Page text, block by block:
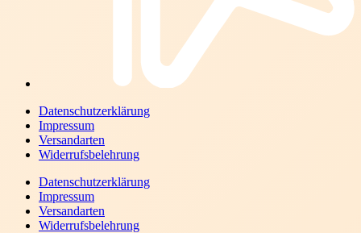
Datenschutzerklärung
Impressum
Versandarten
Widerrufsbelehrung
Datenschutzerklärung
Impressum
Versandarten
Widerrufsbelehrung